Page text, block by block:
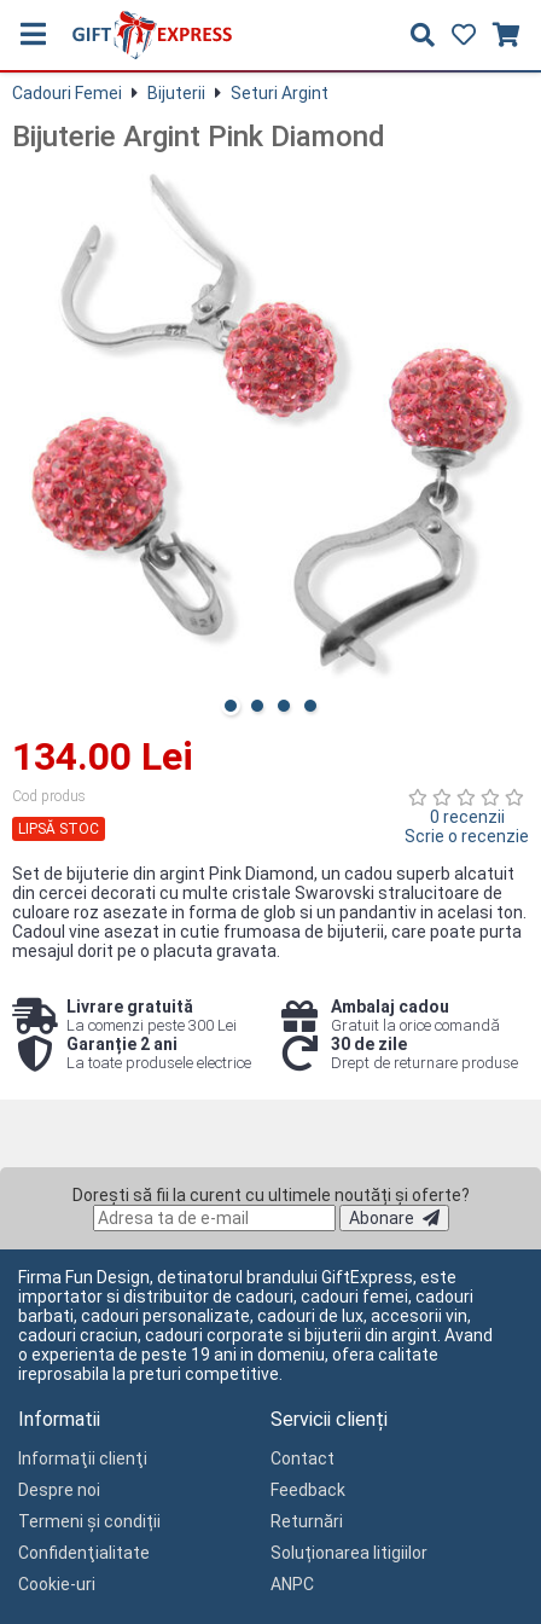
Cadouri Femei Bijuterii Seturi Argint
Bijuterie Argint Pink Diamond
134.00 Lei
Cod produs
LIPSĂ STOC
0 recenzii
Scrie o recenzie
Set de bijuterie din argint Pink Diamond, un cadou superb alcatuit
din cercei decorati cu multe cristale Swarovski stralucitoare de
culoare roz asezate in forma de glob si un pandantiv in acelasi ton.
Cadoul vine asezat in cutie frumoasa de bijuterii, care poate purta
mesajul dorit pe o placuta gravata.
Livrare gratuită
La comenzi peste 300 Lei
Ambalaj cadou
Gratuit la orice comandă
Garanție 2 ani
La toate produsele electrice
30 de zile
Drept de returnare produse
Dorești să fii la curent cu ultimele noutăți și oferte?
Abonare
Firma Fun Design, detinatorul brandului GiftExpress, este
importator si distribuitor de cadouri, cadouri femei, cadouri
barbati, cadouri personalizate, cadouri de lux, accesorii vin,
cadouri craciun, cadouri corporate si bijuterii din argint. Avand
o experienta de peste 19 ani in domeniu, ofera calitate
ireprosabila la preturi competitive.
Informatii
Informaţii clienţi
Despre noi
Termeni și condiții
Confidenţialitate
Cookie-uri
Servicii clienți
Contact
Feedback
Returnări
Soluționarea litigiilor
ANPC